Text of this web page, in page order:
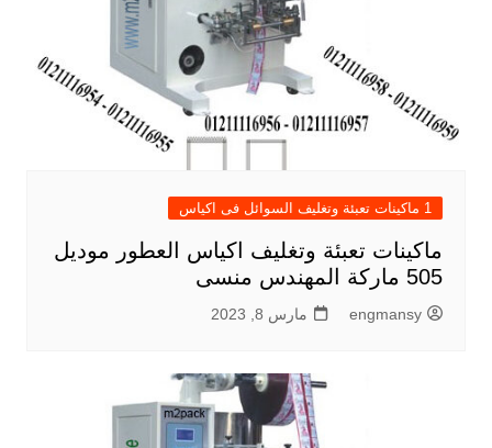
1 ماكينات تعبئة وتغليف السوائل فى اكياس
ماكينات تعبئة وتغليف اكياس العطور موديل
505 ماركة المهندس منسى
engmansy مارس 8, 2023